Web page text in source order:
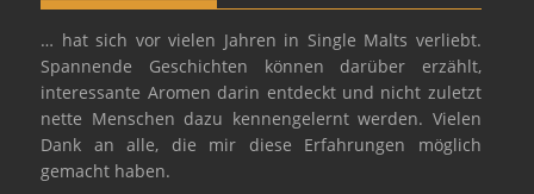
… hat sich vor vielen Jahren in Single Malts verliebt.
Spannende Geschichten können darüber erzählt,
interessante Aromen darin entdeckt und nicht zuletzt
nette Menschen dazu kennengelernt werden. Vielen
Dank an alle, die mir diese Erfahrungen möglich
gemacht haben.